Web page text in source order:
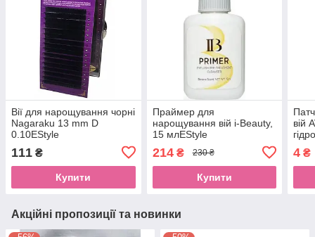
Вії для нарощування чорні
Nagaraku 13 mm D
0.10EStyle
111 ₴
Купити
Праймер для
нарощування вій i-Beauty,
15 млEStyle
214₴ 230 ₴
Купити
вій
4 ₴
Акційні пропозиції та новинки